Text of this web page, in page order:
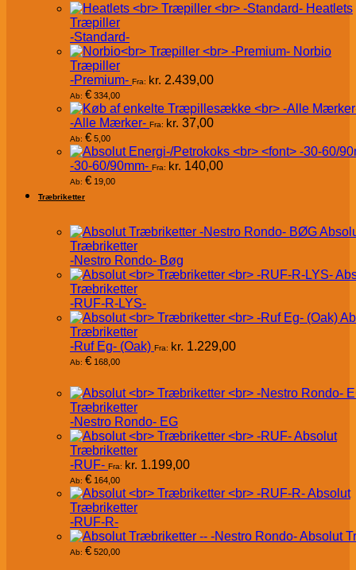
Heatlets
Træpiller
-Standard-
Norbio
Træpiller
-Premium- Fra: kr. 2.439,00
Ab: € 334,00
-Alle Mærker- Fra: kr. 37,00
Ab: € 5,00
-30-60/90mm- Fra: kr. 140,00
Ab: € 19,00
Træbriketter
Træbriketter
-Nestro Rondo- Bøg
Træbriketter
-RUF-R-LYS-
Træbriketter
-Ruf Eg- (Oak) Fra: kr. 1.229,00
Ab: € 168,00
Træbriketter
-Nestro Rondo- EG
Absolut
Træbriketter
-RUF- Fra: kr. 1.199,00
Ab: € 164,00
Absolut
Træbriketter
-RUF-R-
Absolut
Ab: € 520,00